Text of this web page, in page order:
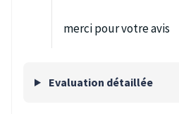
merci pour votre avis
Evaluation détaillée